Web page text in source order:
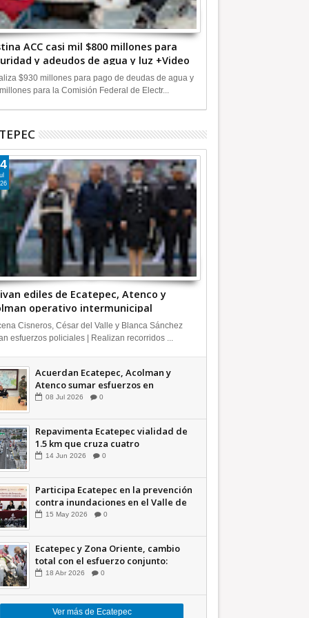
ACC casi mil $800 millones para
y adeudos de agua y luz +Video
$930 millones para pago de deudas de agua y
para la Comisión Federal de Electr...
ediles de Ecatepec, Atenco y
operativo intermunicipal
Cisneros, César del Valle y Blanca Sánchez
esfuerzos policiales | Realizan recorridos ...
Acuerdan Ecatepec, Acolman y
Atenco sumar esfuerzos en
seguridad
08 Jul 2026 0
Repavimenta Ecatepec vialidad de
1.5 km que cruza cuatro
comunidades +Video
14 Jun 2026 0
Participa Ecatepec en la prevención
contra inundaciones en el Valle de
México +VID
15 May 2026 0
Ecatepec y Zona Oriente, cambio
total con el esfuerzo conjunto:
Azucena; retiran 21 toneladas de
18 Abr 2026 0
Ver más de Ecatepec